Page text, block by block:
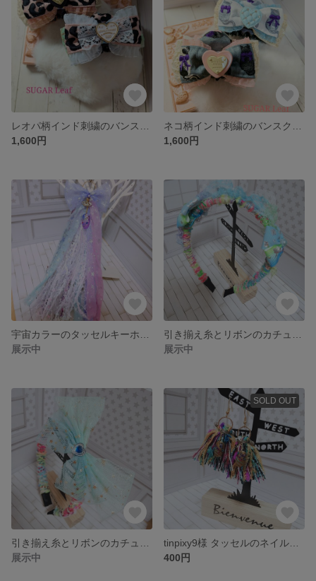
1,600円
1,600円
展示中
展示中
展示中
SOLD OUT
400円